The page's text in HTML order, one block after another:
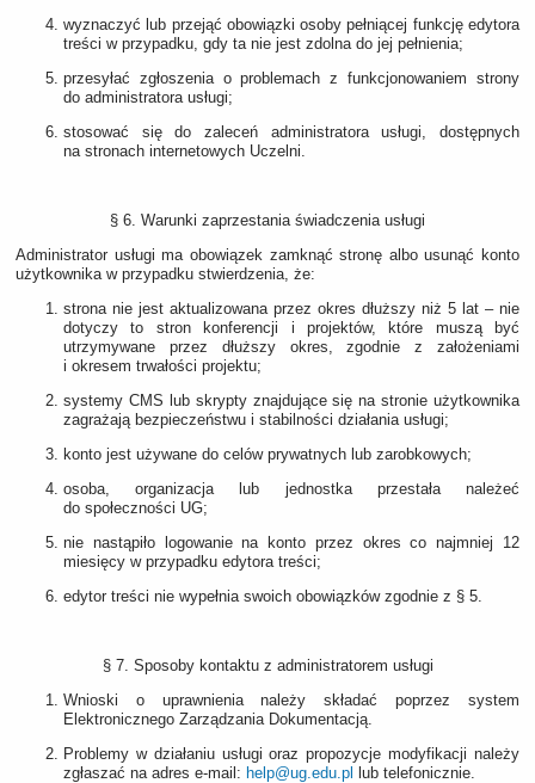
wyznaczyć lub przejąć obowiązki osoby pełniącej funkcję edytora
treści w przypadku, gdy ta nie jest zdolna do jej pełnienia;
przesyłać zgłoszenia o problemach z funkcjonowaniem strony
do administratora usługi;
stosować się do zaleceń administratora usługi, dostępnych
na stronach internetowych Uczelni.
§ 6. Warunki zaprzestania świadczenia usługi
Administrator usługi ma obowiązek zamknąć stronę albo usunąć konto
użytkownika w przypadku stwierdzenia, że:
strona nie jest aktualizowana przez okres dłuższy niż 5 lat – nie
dotyczy to stron konferencji i projektów, które muszą być
utrzymywane przez dłuższy okres, zgodnie z założeniami
i okresem trwałości projektu;
systemy CMS lub skrypty znajdujące się na stronie użytkownika
zagrażają bezpieczeństwu i stabilności działania usługi;
konto jest używane do celów prywatnych lub zarobkowych;
osoba, organizacja lub jednostka przestała należeć
do społeczności UG;
nie nastąpiło logowanie na konto przez okres co najmniej 12
miesięcy w przypadku edytora treści;
edytor treści nie wypełnia swoich obowiązków zgodnie z § 5.
§ 7. Sposoby kontaktu z administratorem usługi
Wnioski o uprawnienia należy składać poprzez system
Elektronicznego Zarządzania Dokumentacją.
Problemy w działaniu usługi oraz propozycje modyfikacji należy
zgłaszać na adres e-mail: help@ug.edu.pl lub telefonicznie.